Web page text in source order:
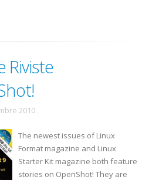
Riviste
2010 .
The newest issues of Linux
Format magazine and Linux
Starter Kit magazine both feature
stories on OpenShot! They are